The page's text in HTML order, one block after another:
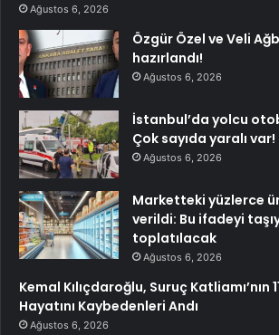
Ağustos 6, 2026
Özgür Özel ve Veli
hazırlandı!
Ağustos 6, 2026
İstanbul’da yolcu
Çok sayıda yaralı var!
Ağustos 6, 2026
Marketteki yüzlerce
verildi: Bu ifadeyi
toplatılacak
Ağustos 6, 2026
Kemal Kılıçdaroğlu, Suruç Katliamı’nın
Hayatını Kaybedenleri Andı
Ağustos 6, 2026